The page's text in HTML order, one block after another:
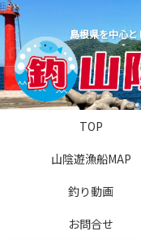
島根県を中心
TOP
山陰遊漁船MAP
釣り動画
お問合せ